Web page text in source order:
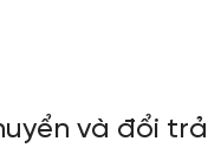
và đổi trả